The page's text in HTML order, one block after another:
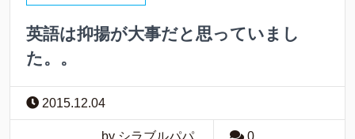
英語は抑揚が大事だと思っていまし
た。。
2015.12.04
by シラブルパパ 0